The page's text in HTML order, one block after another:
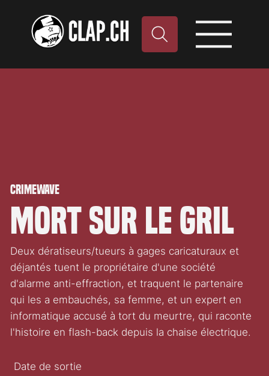
Crimewave
Mort sur le gril
Deux dératiseurs/tueurs à gages caricaturaux et
déjantés tuent le propriétaire d'une société
d'alarme anti-effraction, et traquent le partenaire
qui les a embauchés, sa femme, et un expert en
informatique accusé à tort du meurtre, qui raconte
l'histoire en flash-back depuis la chaise électrique.
Date de sortie